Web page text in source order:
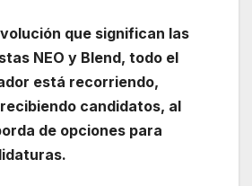
que significan las
NEO y Blend, todo el
está recorriendo,
candidatos, al
de opciones para